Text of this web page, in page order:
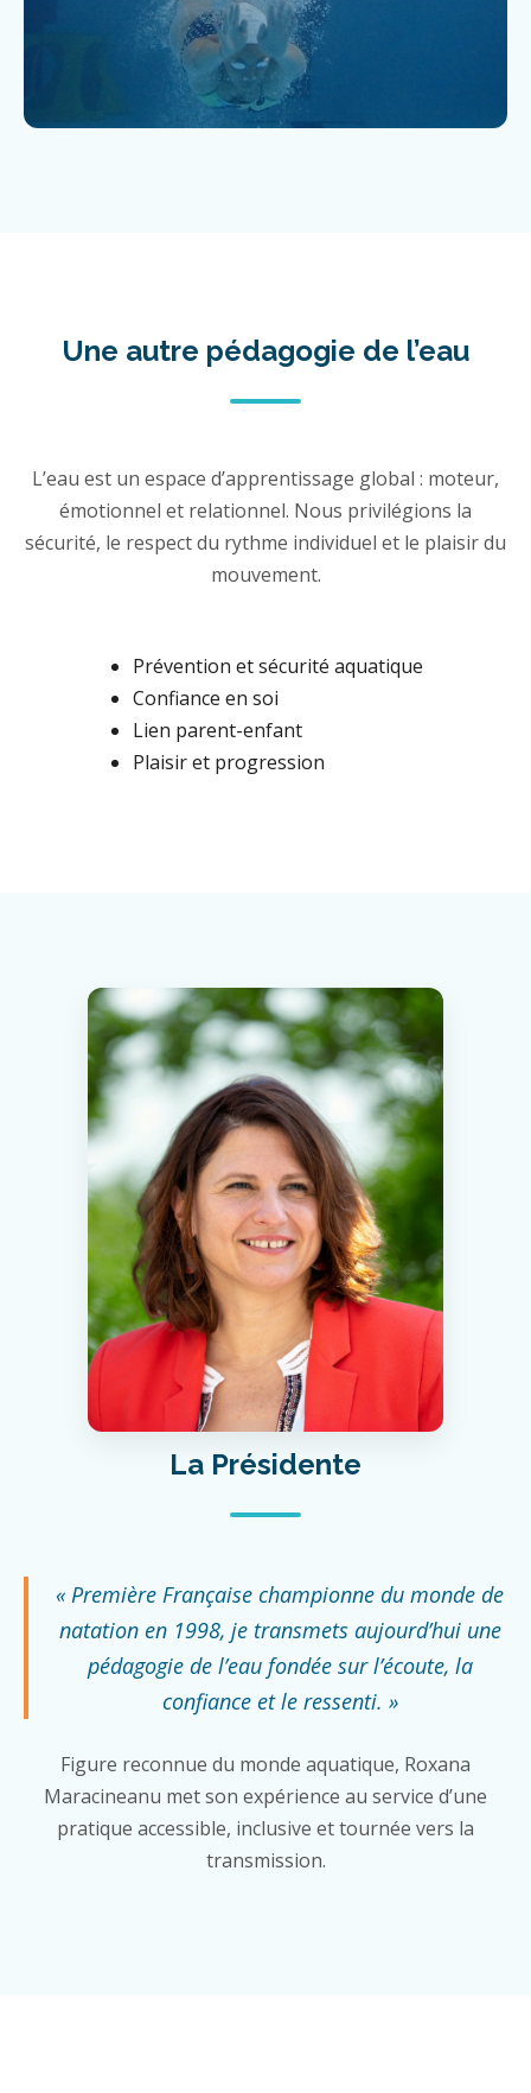
Une autre pédagogie de l’eau
L’eau est un espace d’apprentissage global : moteur,
émotionnel et relationnel. Nous privilégions la
sécurité, le respect du rythme individuel et le plaisir du
mouvement.
Prévention et sécurité aquatique
Confiance en soi
Lien parent-enfant
Plaisir et progression
La Présidente
« Première Française championne du monde de
natation en 1998, je transmets aujourd’hui une
pédagogie de l’eau fondée sur l’écoute, la
confiance et le ressenti. »
Figure reconnue du monde aquatique, Roxana
Maracineanu met son expérience au service d’une
pratique accessible, inclusive et tournée vers la
transmission.